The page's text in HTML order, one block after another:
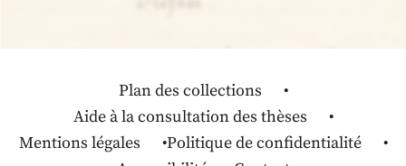
Plan des collections
Aide à la consultation des thèses
Mentions légales
Politique de confidentialité